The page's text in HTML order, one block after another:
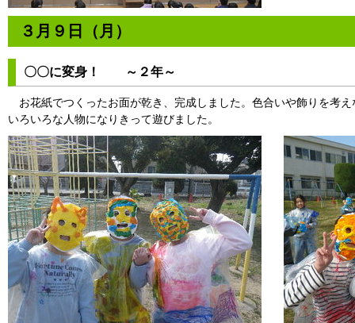
３月９日（月）
〇〇に変身！ ～２年～
お花紙でつくったお面が乾き、完成しました。色合いや飾りを考
いろいろな人物になりきって遊びました。